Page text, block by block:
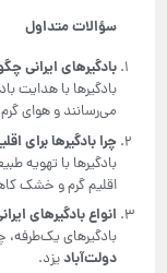
سؤالات متداول
بادگیرهای ایرانی
بادگیرها با هدایت
می‌رسانند و هوای
چرا بادگیرها برای
بادگیرها با تهویه
اقلیم گرم و خشک
انواع بادگیرهای
بادگیرهای یک‌طرفه،
دولت‌آبادیزد.